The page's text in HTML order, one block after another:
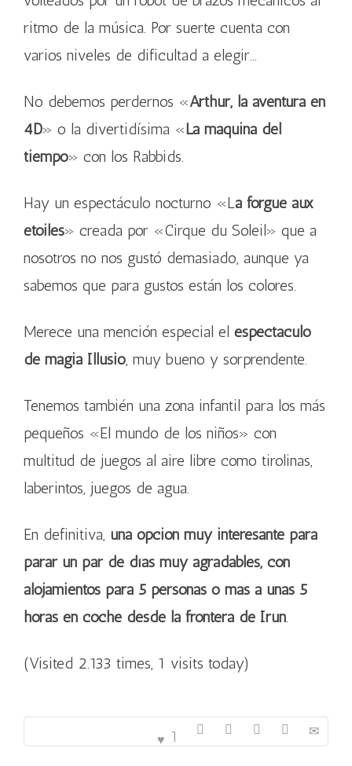
ritmo de la música. Por suerte cuenta con
varios niveles de dificultad a elegir…
No debemos perdernos «Arthur, la aventura en
4D» o la divertidísima «La máquina del
tiempo» con los Rabbids.
Hay un espectáculo nocturno «La forgue aux
étoiles» creada por «Cirque du Soleil» que a
nosotros no nos gustó demasiado, aunque ya
sabemos que para gustos están los colores.
Merece una mención especial el espectáculo
de magia Illusio , muy bueno y sorprendente.
Tenemos también una zona infantil para los más
pequeños «El mundo de los niños» con
multitud de juegos al aire libre como tirolinas,
laberintos, juegos de agua.
En definitiva, una opción muy interesante para
parar un par de días muy agradables, con
alojamientos para 5 personas o más a unas 5
horas en coche desde la frontera de Irún
(Visited 2.133 times, 1 visits today)
1